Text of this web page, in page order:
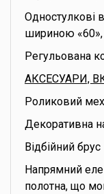
Одностулкові
шириною «60»,
Регульована
АКСЕСУАРИ,
Роликовий
Декоративна
Відбійний брус
Напрямний
полотна, що